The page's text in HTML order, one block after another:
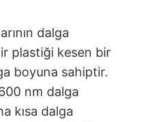
dalga
plastiği kesen bir
boyuna sahiptir.
nm dalga
kısa dalga